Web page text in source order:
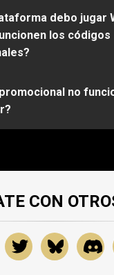
debo jugar
los códigos
tu cuenta de
de tu elección.
no
código promocional
envía una
al cliente
CON